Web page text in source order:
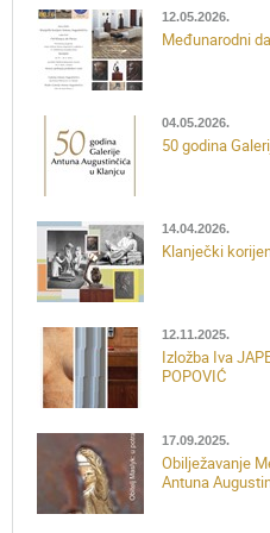
12.05.2026.
Međunarodni
04.05.2026.
50 godina
14.04.2026.
Klanječki
12.11.2025.
Izložba Iva
POPOVIĆ
17.09.2025.
Obilježavanje
Antuna